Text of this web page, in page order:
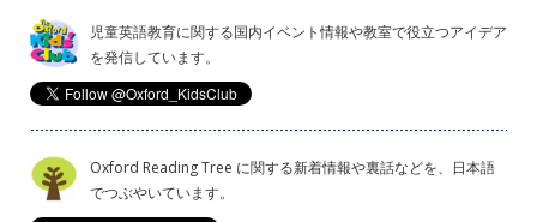
児童英語教育に関する国内イベント情報や教室で役立つアイデア
を発信しています。
Oxford Reading Tree に関する新着情報や裏話などを、日本語
でつぶやいています。